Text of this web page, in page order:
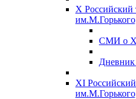
X Российский
СМИ о X
Дневник
XI